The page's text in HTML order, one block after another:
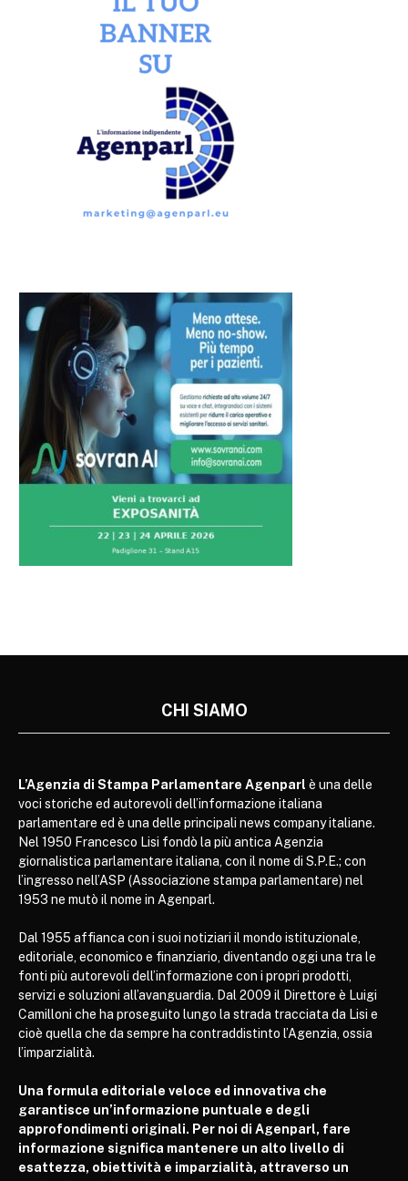
CHI SIAMO
L’Agenzia di Stampa Parlamentare Agenparl è una delle
voci storiche ed autorevoli dell’informazione italiana
parlamentare ed è una delle principali news company italiane.
Nel 1950 Francesco Lisi fondò la più antica Agenzia
giornalistica parlamentare italiana, con il nome di S.P.E.; con
l’ingresso nell’ASP (Associazione stampa parlamentare) nel
1953 ne mutò il nome in Agenparl.
Dal 1955 affianca con i suoi notiziari il mondo istituzionale,
editoriale, economico e finanziario, diventando oggi una tra le
fonti più autorevoli dell’informazione con i propri prodotti,
servizi e soluzioni all’avanguardia. Dal 2009 il Direttore è Luigi
Camilloni che ha proseguito lungo la strada tracciata da Lisi e
cioè quella che da sempre ha contraddistinto l’Agenzia, ossia
l’imparzialità.
Una formula editoriale veloce ed innovativa che
garantisce un’informazione puntuale e degli
approfondimenti originali. Per noi di Agenparl, fare
informazione significa mantenere un alto livello di
esattezza, obiettività e imparzialità, attraverso un